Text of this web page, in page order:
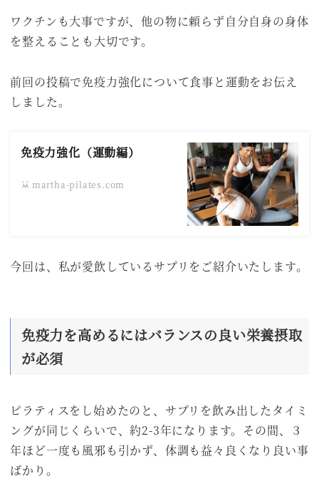
ワクチンも大事ですが、他の物に頼らず自分自身の身体
を整えることも大切です。
前回の投稿で免疫力強化について食事と運動をお伝え
しました。
免疫力強化（運動編）
martha-pilates.com
今回は、私が愛飲しているサプリをご紹介いたします。
免疫力を高めるにはバランスの良い栄養摂取
が必須
ピラティスをし始めたのと、サプリを飲み出したタイミ
ングが同じくらいで、約2-3年になります。その間、３
年ほど一度も風邪も引かず、体調も益々良くなり良い事
ばかり。